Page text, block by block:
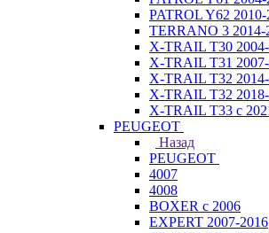
PATROL Y62 2010-
TERRANO 3 2014-
X-TRAIL T30
X-TRAIL T31
X-TRAIL T32
X-TRAIL T32 2018-
X-TRAIL T33 с
PEUGEOT
Назад
PEUGEOT
4007
4008
BOXER с 2006
EXPERT 2007-2016